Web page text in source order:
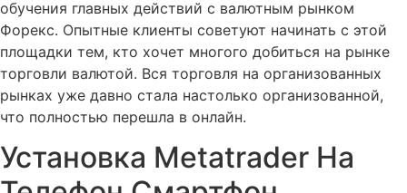
обучения главных действий с валютным рынком
Форекс. Опытные клиенты советуют начинать с этой
площадки тем, кто хочет многого добиться на рынке
торговли валютой. Вся торговля на организованных
рынках уже давно стала настолько организованной,
что полностью перешла в онлайн.
Установка Metatrader На